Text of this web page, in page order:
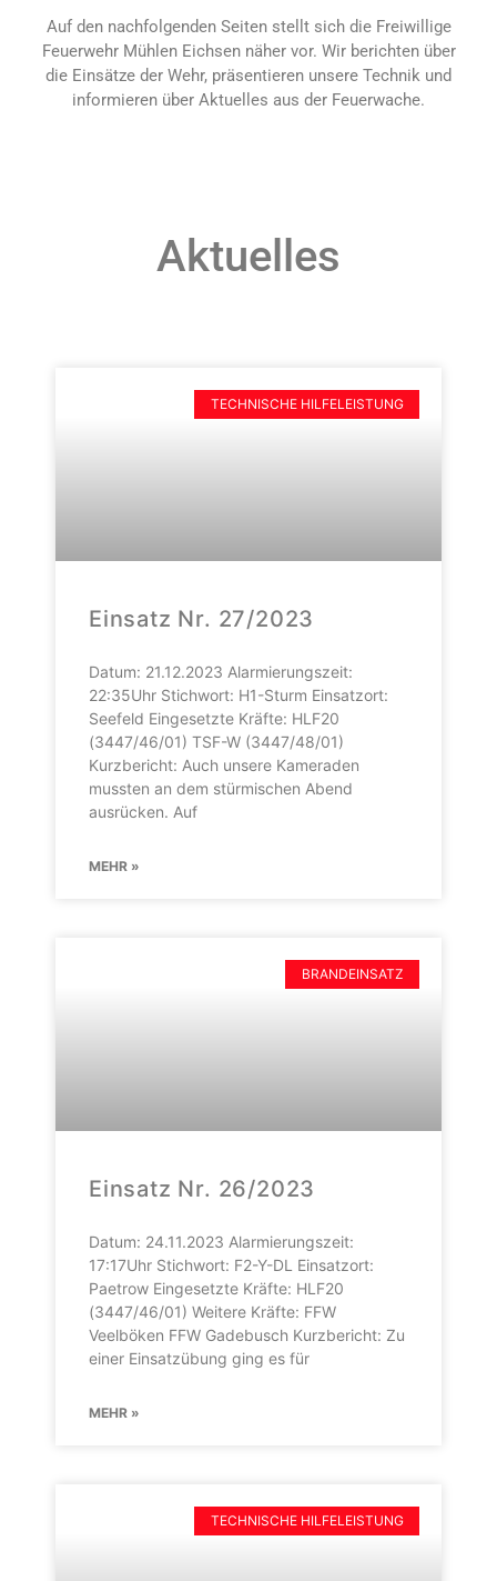
Auf den nachfolgenden Seiten stellt sich die Freiwillige
Feuerwehr Mühlen Eichsen näher vor. Wir berichten über
die Einsätze der Wehr, präsentieren unsere Technik und
informieren über Aktuelles aus der Feuerwache.
Aktuelles
TECHNISCHE HILFELEISTUNG
Einsatz Nr. 27/2023
Datum: 21.12.2023 Alarmierungszeit:
22:35Uhr Stichwort: H1-Sturm Einsatzort:
Seefeld Eingesetzte Kräfte: HLF20
(3447/46/01) TSF-W (3447/48/01)
Kurzbericht: Auch unsere Kameraden
mussten an dem stürmischen Abend
ausrücken. Auf
MEHR »
BRANDEINSATZ
Einsatz Nr. 26/2023
Datum: 24.11.2023 Alarmierungszeit:
17:17Uhr Stichwort: F2-Y-DL Einsatzort:
Paetrow Eingesetzte Kräfte: HLF20
(3447/46/01) Weitere Kräfte: FFW
Veelböken FFW Gadebusch Kurzbericht: Zu
einer Einsatzübung ging es für
MEHR »
TECHNISCHE HILFELEISTUNG